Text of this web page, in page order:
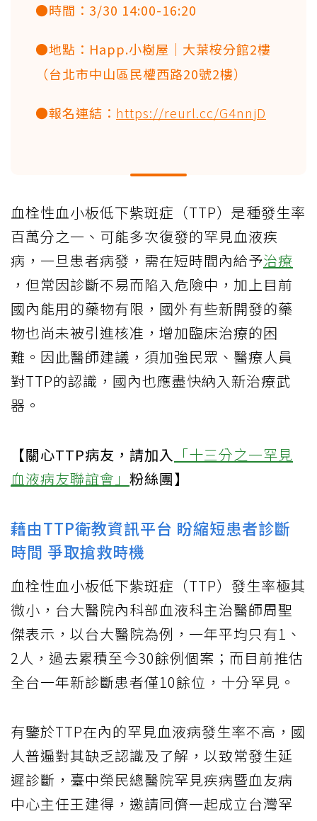
●時間：3/30 14:00-16:20
●地點：Happ.小樹屋｜大葉桉分館2樓
（台北市中山區民權西路20號2樓）
●報名連結： https://reurl.cc/G4nnjD
血栓性血小板低下紫斑症（TTP）是種發生率
百萬分之一、可能多次復發的罕見血液疾
病，一旦患者病發，需在短時間內給予治療
，但常因診斷不易而陷入危險中，加上目前
國內能用的藥物有限，國外有些新開發的藥
物也尚未被引進核准，增加臨床治療的困
難。因此醫師建議，須加強民眾、醫療人員
對TTP的認識，國內也應盡快納入新治療武
器。
【關心TTP病友，請加入 「十三分之一罕見
血液病友聯誼會」 粉絲團】
藉由TTP衛教資訊平台 盼縮短患者診斷
時間 爭取搶救時機
血栓性血小板低下紫斑症（TTP）發生率極其
微小，台大醫院內科部血液科主治醫師周聖
傑表示，以台大醫院為例，一年平均只有1、
2人，過去累積至今30餘例個案；而目前推估
全台一年新診斷患者僅10餘位，十分罕見。
有鑒於TTP在內的罕見血液病發生率不高，國
人普遍對其缺乏認識及了解，以致常發生延
遲診斷，臺中榮民總醫院罕見疾病暨血友病
中心主任王建得，邀請同儕一起成立台灣罕